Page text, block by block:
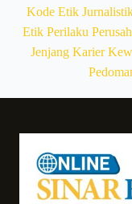
Kode Etik
Etik Perilaku
Jenjang Karier